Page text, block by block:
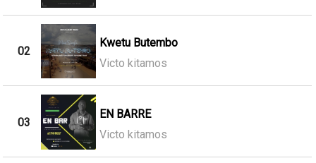
02
Kwetu Butembo
Victo kitamos
03
EN BARRE
Victo kitamos